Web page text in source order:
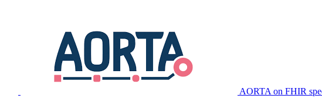
AORTA on FHIR